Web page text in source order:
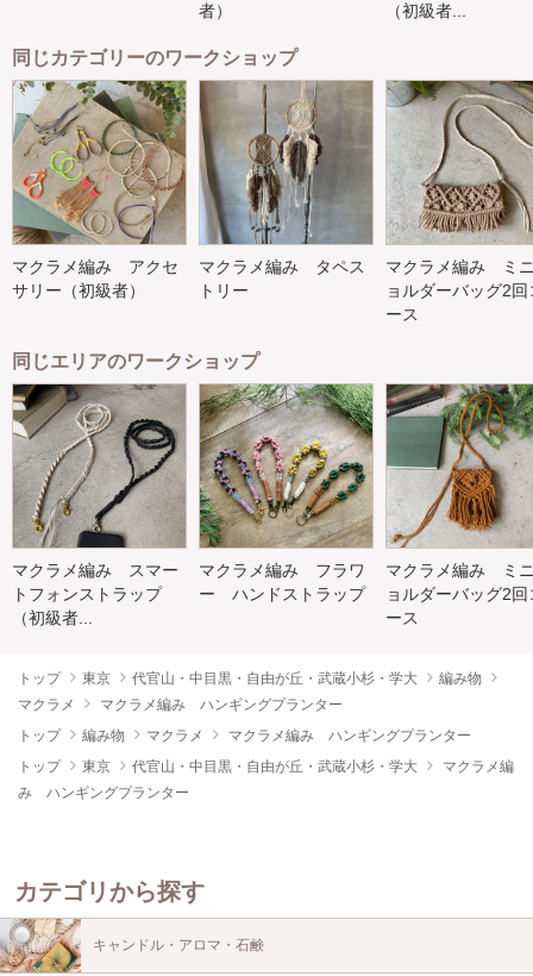
者）
（初級者...
同じカテゴリーのワークショップ
マクラメ編み アクセ
サリー（初級者）
マクラメ編み タペス
トリー
マクラメ編み ミ
ョルダーバッグ2回
ース
同じエリアのワークショップ
マクラメ編み スマー
トフォンストラップ
（初級者...
マクラメ編み フラワ
ー ハンドストラップ
マクラメ編み ミ
ョルダーバッグ2回
ース
トップ 東京 代官山・中目黒・自由が丘・武蔵小杉・学大
編み物
マクラメ
マクラメ編み ハンギングプランター
トップ
編み物 マクラメ
マクラメ編み ハンギングプランター
トップ
東京 代官山・中目黒・自由が丘・武蔵小杉・学大
マクラメ編
み ハンギングプランター
カテゴリから探す
キャンドル・アロマ・石鹸